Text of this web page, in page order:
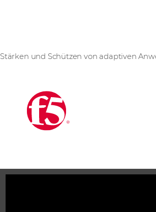
Stärken und Schützen von adaptiven